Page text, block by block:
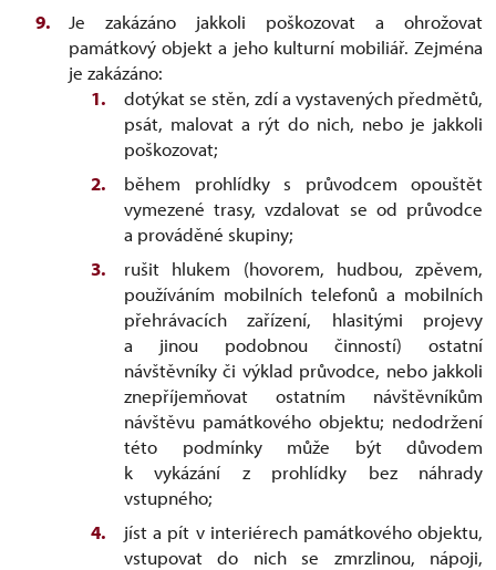
Je zakázáno jakkoli poškozovat a ohrožovat
památkový objekt a jeho kulturní mobiliář. Zejména
je zakázáno:
dotýkat se stěn, zdí a vystavených předmětů,
psát, malovat a rýt do nich, nebo je jakkoli
poškozovat;
během prohlídky s průvodcem opouštět
vymezené trasy, vzdalovat se od průvodce
a prováděné skupiny;
rušit hlukem (hovorem, hudbou, zpěvem,
používáním mobilních telefonů a mobilních
přehrávacích zařízení, hlasitými projevy
a jinou podobnou činností) ostatní
návštěvníky či výklad průvodce, nebo jakkoli
znepříjemňovat ostatním návštěvníkům
návštěvu památkového objektu; nedodržení
této podmínky může být důvodem
k vykázání z prohlídky bez náhrady
vstupného;
jíst a pít v interiérech památkového objektu,
vstupovat do nich se zmrzlinou, nápoji,